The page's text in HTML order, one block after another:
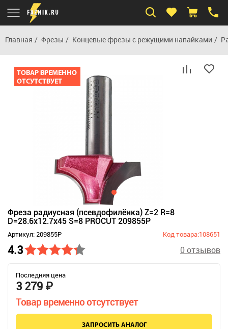
Главная Фрезы Концевые фрезы с режущими напайками
Фреза радиусная (псевдофилёнка) Z=2 R=8
D=28.6x12.7x45 S=8 PROCUT 209855P
Артикул: 209855P Код товара:108651
4.3 0 отзывов
Последняя цена
3 279 ₽
Товар временно отсутствует
ЗАПРОСИТЬ АНАЛОГ